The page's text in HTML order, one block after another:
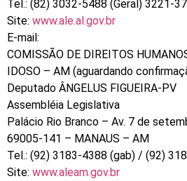
Tel.: (82) 3032-5488 (Geral) 3221-
Site: www.ale.al.gov.br
E-mail:
COMISSÃO DE DIREITOS
IDOSO – AM (aguardando
Deputado ÂNGELUS FIGUEIRA-PV
Assembléia Legislativa
Palácio Rio Branco – Av. 7 de
69005-141 – MANAUS – AM
Tel.: (92) 3183-4388 (gab) / (92)
Site: www.aleam.gov.br